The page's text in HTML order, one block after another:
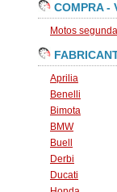
COMPRA -
Motos
Aprilia
Benelli
Bimota
BMW
Buell
Derbi
Ducati